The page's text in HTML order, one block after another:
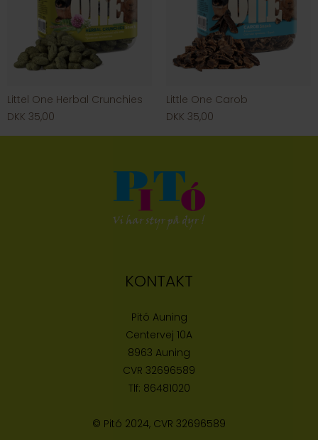
Littel One Herbal Crunchies
DKK 35,00
Little One Carob
DKK 35,00
KONTAKT
Pitó Auning
Centervej 10A
8963 Auning
CVR 32696589
Tlf: 86481020
© Pitó 2024, CVR 32696589